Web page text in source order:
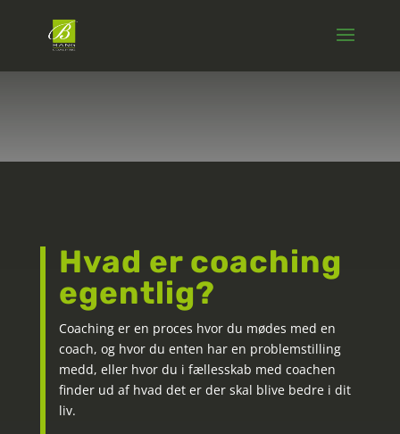
Hvad er coaching
egentlig?
Coaching er en proces hvor du mødes med en
coach, og hvor du enten har en problemstilling
medd, eller hvor du i fællesskab med coachen
finder ud af hvad det er der skal blive bedre i dit
liv.